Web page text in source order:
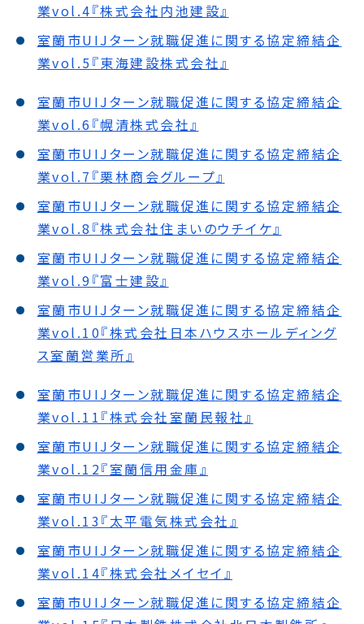
業vol.4『株式会社内池建設』
室蘭市UIJターン就職促進に関する協定締結企
業vol.5『東海建設株式会社』
室蘭市UIJターン就職促進に関する協定締結企
業vol.6『幌清株式会社』
室蘭市UIJターン就職促進に関する協定締結企
業vol.7『栗林商会グループ』
室蘭市UIJターン就職促進に関する協定締結企
業vol.8『株式会社住まいのウチイケ』
室蘭市UIJターン就職促進に関する協定締結企
業vol.9『富士建設』
室蘭市UIJターン就職促進に関する協定締結企
業vol.10『株式会社日本ハウスホールディング
ス室蘭営業所』
室蘭市UIJターン就職促進に関する協定締結企
業vol.11『株式会社室蘭民報社』
室蘭市UIJターン就職促進に関する協定締結企
業vol.12『室蘭信用金庫』
室蘭市UIJターン就職促進に関する協定締結企
業vol.13『太平電気株式会社』
室蘭市UIJターン就職促進に関する協定締結企
業vol.14『株式会社メイセイ』
室蘭市UIJターン就職促進に関する協定締結企